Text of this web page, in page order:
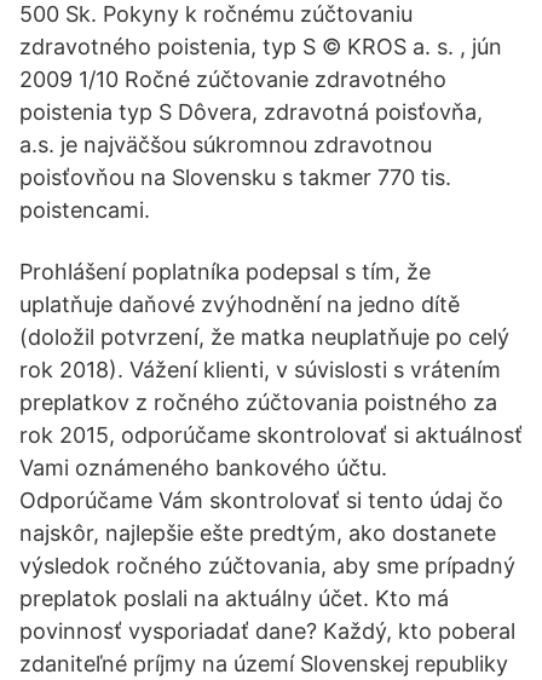
500 Sk. Pokyny k ročnému zúčtovaniu
zdravotného poistenia, typ S © KROS a. s. , jún
2009 1/10 Ročné zúčtovanie zdravotného
poistenia typ S Dôvera, zdravotná poisťovňa,
a.s. je najväčšou súkromnou zdravotnou
poisťovňou na Slovensku s takmer 770 tis.
poistencami.
Prohlášení poplatníka podepsal s tím, že
uplatňuje daňové zvýhodnění na jedno dítě
(doložil potvrzení, že matka neuplatňuje po celý
rok 2018). Vážení klienti, v súvislosti s vrátením
preplatkov z ročného zúčtovania poistného za
rok 2015, odporúčame skontrolovať si aktuálnosť
Vami oznámeného bankového účtu.
Odporúčame Vám skontrolovať si tento údaj čo
najskôr, najlepšie ešte predtým, ako dostanete
výsledok ročného zúčtovania, aby sme prípadný
preplatok poslali na aktuálny účet. Kto má
povinnosť vysporiadať dane? Každý, kto poberal
zdaniteľné príjmy na území Slovenskej republiky